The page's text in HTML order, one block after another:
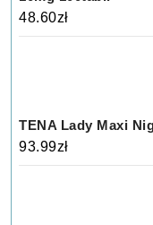
48.60zł
TENA Lady Maxi
93.99zł